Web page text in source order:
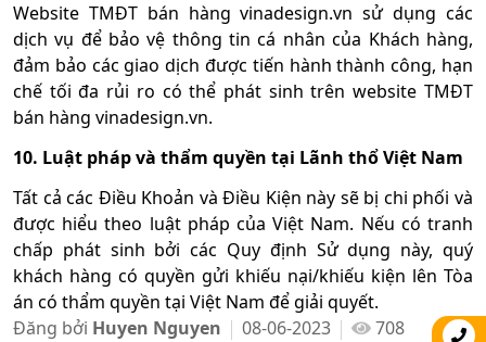
Website TMĐT bán hàng vinadesign.vn sử dụng các
dịch vụ để bảo vệ thông tin cá nhân của Khách hàng,
đảm bảo các giao dịch được tiến hành thành công, hạn
chế tối đa rủi ro có thể phát sinh trên website TMĐT
bán hàng vinadesign.vn.
10. Luật pháp và thẩm quyền tại Lãnh thổ Việt Nam
Tất cả các Điều Khoản và Điều Kiện này sẽ bị chi phối và
được hiểu theo luật pháp của Việt Nam. Nếu có tranh
chấp phát sinh bởi các Quy định Sử dụng này, quý
khách hàng có quyền gửi khiếu nại/khiếu kiện lên Tòa
án có thẩm quyền tại Việt Nam để giải quyết.
Đăng bởi Huyen Nguyen 08-06-2023 708